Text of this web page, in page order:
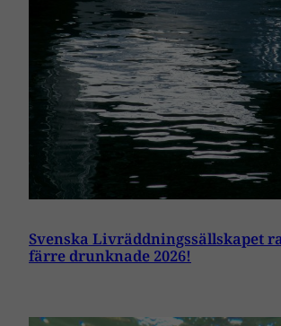
Svenska Livräddningssällskapet
färre drunknade 2026!